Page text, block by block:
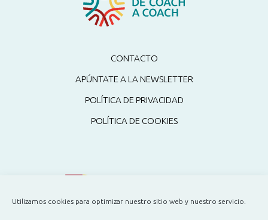
Utilizamos cookies para optimizar nuestro sitio web y nuestro servicio.
CONTACTO
APÚNTATE A LA NEWSLETTER
POLÍTICA DE PRIVACIDAD
POLÍTICA DE COOKIES